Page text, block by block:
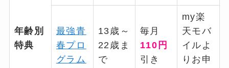
年齢別
特典
最強青
春プロ
グラム
13歳～
22歳ま
で
毎月
110円
引き
my楽
天モバ
イルよ
りお申